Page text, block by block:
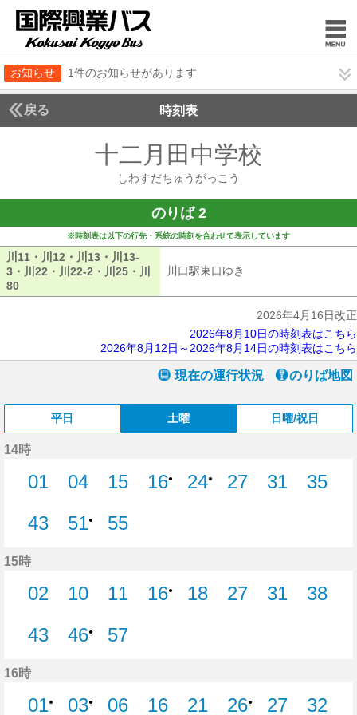
お知らせ 1件のお知らせがあります
戻る 時刻表
十二月田中学校
しわすだちゅうがっこう
のりば 2
※時刻表は以下の行先・系統の時刻を合わせて表示しています
川11・川12・川13・川13-
3・川22・川22-2・川25・川
80
川口駅東口ゆき
2026年4月16日改正
2026年8月10日の時刻表はこちら
2026年8月12日～2026年8月14日の時刻表はこちら
現在の運行状況 のりば地図
平日 土曜 日曜/祝日
14時
01
04
15
16● 24●
27
31
35
43
51●
55
15時
02
10
11
16●
18
27
31
38
43
46●
57
16時
01● 03● 06 16 21 26● 27 32